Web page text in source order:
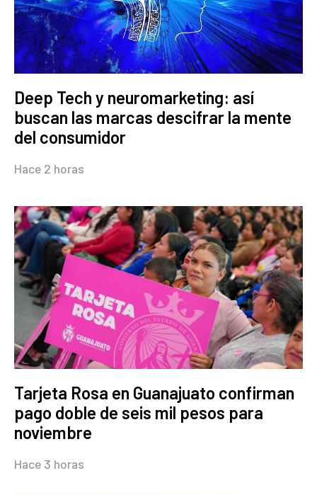
Deep Tech y neuromarketing: así
buscan las marcas descifrar la mente
del consumidor
Hace 2 horas
Tarjeta Rosa en Guanajuato confirman
pago doble de seis mil pesos para
noviembre
Hace 3 horas